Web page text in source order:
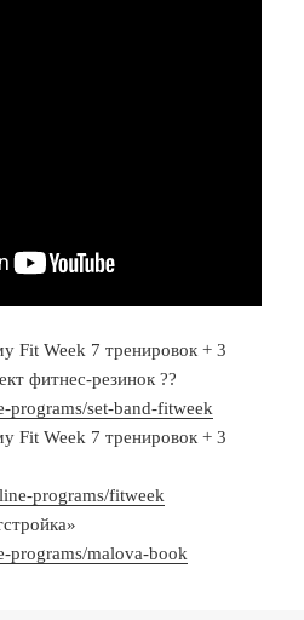
Fit Week 7 тренировок + 3
фитнес-резинок ??
programs/set-band-fitweek
Fit Week 7 тренировок + 3
programs/fitweek
programs/malova-book